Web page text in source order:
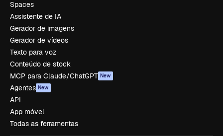
Spaces
Assistente de IA
Gerador de imagens
Gerador de vídeos
Texto para voz
Conteúdo de stock
MCP para Claude/ChatGPT New
Agentes New
API
App móvel
Todas as ferramentas